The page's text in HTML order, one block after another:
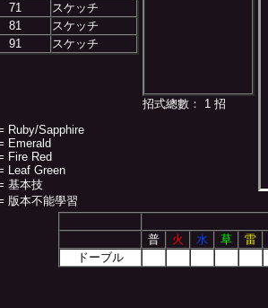
71
スケッチ
81
スケッチ
91
スケッチ
Ruby/Sapphire
Emerald
Fire Red
Leaf Green
基本技
版本不能學習
招式總數： 1 招
普 火 水 草
雷
ドーブル